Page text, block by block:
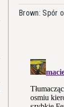
Brown: Spór